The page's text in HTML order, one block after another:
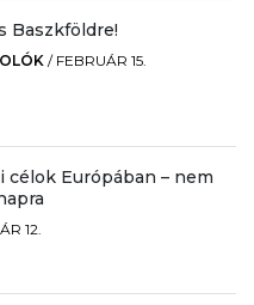
Baszkföldre!
/ FEBRUÁR 15.
célok Európában – nem
12.